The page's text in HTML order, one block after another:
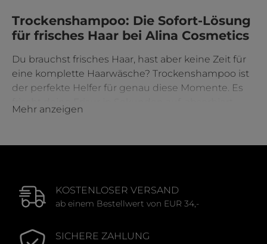
Trockenshampoo: Die Sofort-Lösung
für frisches Haar bei Alina Cosmetics
Du brauchst frisches Haar, hast aber keine Zeit für
eine komplette Haarwäsche? Trockenshampoo ist
der perfekte Helfer für genau diese Momente. Es
überschüssiges Öl am Ansatz und verleiht sofort
Wasser. Perfekt für ein Plus an Volumen, Textur
Marken.
Was ist Trockenshampoo und wie funktioniert
Mehr anzeigen
KOSTENLOSER VERSAND
ab einem Bestellwert von EUR 34,-
SICHERE ZAHLUNG